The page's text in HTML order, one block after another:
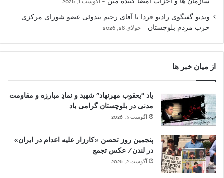
ویدیو گفتگوی رادیو فردا با آقای رحیم بندوئی عضو شورای مرکزی
حزب مردم بلوچستان
جولای 28, 2026
از میان خبر ها
یاد “یعقوب مهرنهاد” شهید و نمادِ مبارزه و مقاومت
مدنی در بلوچستان گرامی باد
آگوست 3, 2026
پنجمین روز تحصن «کارزار علیه اعدام در ایران»
در لندن/ عکس تجمع
آگوست 2, 2026